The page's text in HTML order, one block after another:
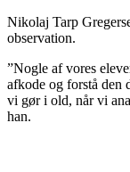
Nikolaj Tarp
observation.
”Nogle af vores
afkode og forstå den
vi gør i old, når vi
han.